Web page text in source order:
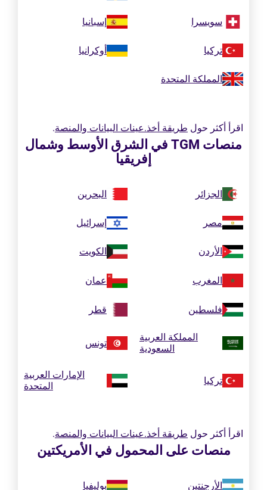
سويسرا إسبانيا
تركيا أوكرانيا
المملكة المتحدة
اقرأ أكثر حول طريقة أخذ.عينات البيانات والمنصة.
منصات TGM في الشرق الأوسط وشمال
إفريقيا
الجزائر البحرين
مصر إسرائيل
الأردن الكويت
المغرب عمان
فلسطين قطر
المملكة العربية
السعودية
تونس
تركيا
الإمارات العربية
المتحدة
اقرأ أكثر حول طريقة أخذ.عينات البيانات والمنصة.
منصات على المحمول في الأمريكتين
الأرجنتين بوليفيا